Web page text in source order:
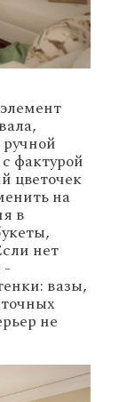
фактурой
цветочек
на
в
нет
-
вазы,
не